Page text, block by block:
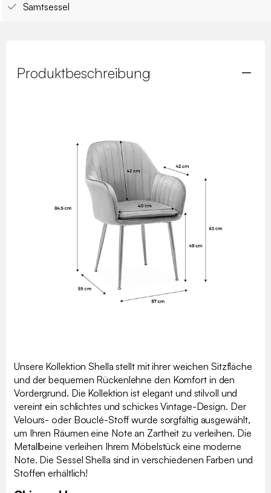
Samtsessel
Produktbeschreibung
Unsere Kollektion Shella stellt mit ihrer weichen Sitzfläche
und der bequemen Rückenlehne den Komfort in den
Vordergrund. Die Kollektion ist elegant und stilvoll und
vereint ein schlichtes und schickes Vintage-Design. Der
Velours- oder Bouclé-Stoff wurde sorgfältig ausgewählt,
um Ihren Räumen eine Note an Zartheit zu verleihen. Die
Metallbeine verleihen Ihrem Möbelstück eine moderne
Note. Die Sessel Shella sind in verschiedenen Farben und
Stoffen erhältlich!